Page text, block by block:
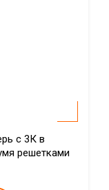
с 3К в
решетками